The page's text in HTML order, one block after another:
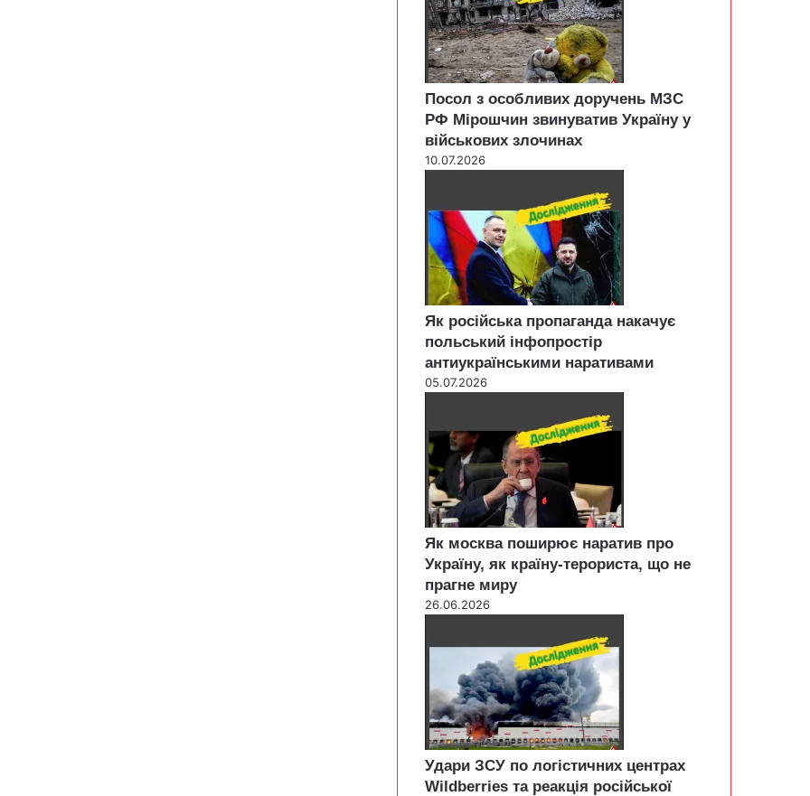
Посол з особливих доручень МЗС
РФ Мірошчин звинуватив Україну у
військових злочинах
10.07.2026
Як російська пропаганда накачує
польський інфопростір
антиукраїнськими наративами
05.07.2026
Як москва поширює наратив про
Україну, як країну-терориста, що не
прагне миру
26.06.2026
Удари ЗСУ по логістичних центрах
Wildberries та реакція російської